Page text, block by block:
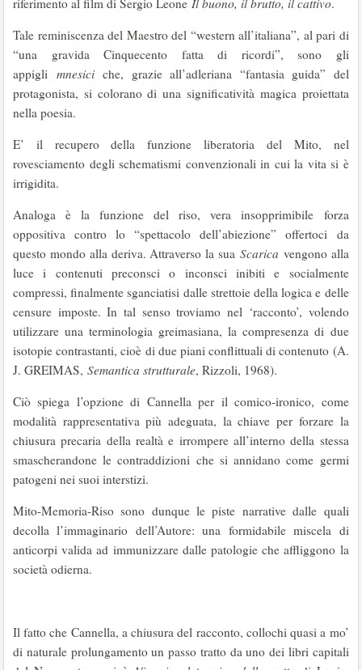
riferimento al film di Sergio Leone Il buono, il brutto, il cattivo.
Tale reminiscenza del Maestro del “western all’italiana”, al pari di
“una gravida Cinquecento fatta di ricordi”, sono gli
appigli mnesiciche, grazie all’adleriana “fantasia guida” del
protagonista, si colorano di una significatività magica proiettata
nella poesia.
E’ il recupero della funzione liberatoria del Mito, nel
rovesciamento degli schematismi convenzionali in cui la vita si è
irrigidita.
Analoga è la funzione del riso, vera insopprimibile forza
oppositiva contro lo “spettacolo dell’abiezione” offertoci da
questo mondo alla deriva. Attraverso la sua Scarica vengono alla
luce i contenuti preconsci o inconsci inibiti e socialmente
compressi, finalmente sganciatisi dalle strettoie della logica e delle
censure imposte. In tal senso troviamo nel ‘racconto’, volendo
utilizzare una terminologia greimasiana, la compresenza di due
isotopie contrastanti, cioè di due piani conflittuali di contenuto (A.
J. GREIMAS, Semantica strutturale, Rizzoli, 1968).
Ciò spiega l’opzione di Cannella per il comico-ironico, come
modalità rappresentativa più adeguata, la chiave per forzare la
chiusura precaria della realtà e irrompere all’interno della stessa
smascherandone le contraddizioni che si annidano come germi
patogeni nei suoi interstizi.
Mito-Memoria-Riso sono dunque le piste narrative dalle quali
decolla l’immaginario dell’Autore: una formidabile miscela di
anticorpi valida ad immunizzare dalle patologie che affliggono la
società odierna.
Il fatto che Cannella, a chiusura del racconto, collochi quasi a mo’
di naturale prolungamento un passo tratto da uno dei libri capitali